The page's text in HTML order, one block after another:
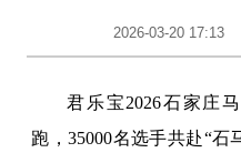
2026-03-20 17:13
君乐宝2026石家庄
跑，35000名选手共赴“石